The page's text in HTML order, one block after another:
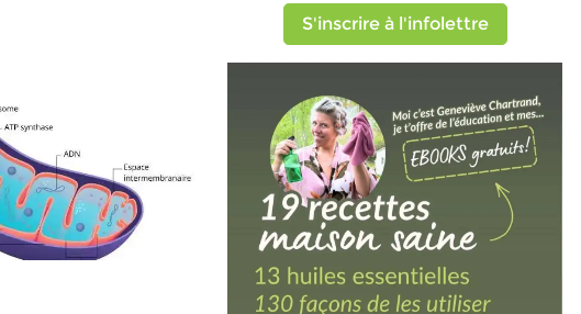
S'inscrire à l'infolettre